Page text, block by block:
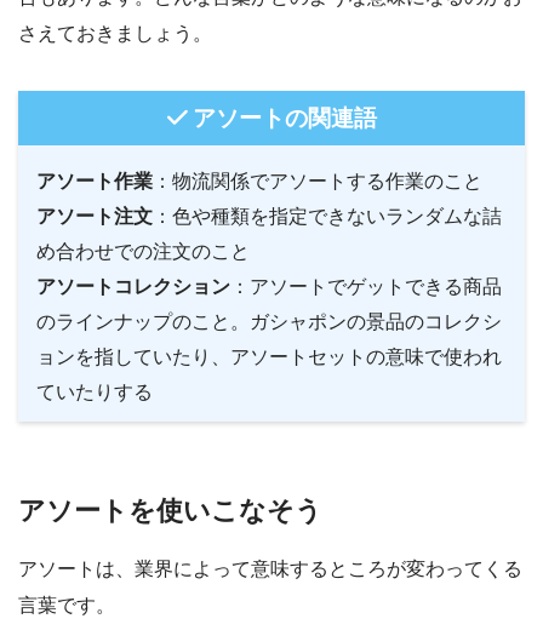
さえておきましょう。
アソートの関連語
アソート作業 ：物流関係でアソートする作業のこと
アソート注文 ：色や種類を指定できないランダムな詰
め合わせでの注文のこと
アソートコレクション ：アソートでゲットできる商品
のラインナップのこと。ガシャポンの景品のコレクシ
ョンを指していたり、アソートセットの意味で使われ
ていたりする
アソートを使いこなそう
アソートは、業界によって意味するところが変わってくる
言葉です。